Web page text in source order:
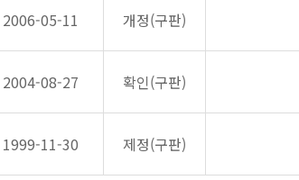
2006-05-11 개정(구판)
2004-08-27 확인(구판)
1999-11-30 제정(구판)